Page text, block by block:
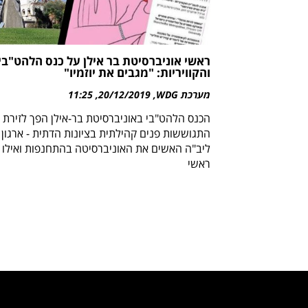
ראשי אוניברסיטת בר אילן על כנס
והקוויריות: "מגבים את יוזמיו"
מערכת WDG 20/12/2019
11:25
הכנס הלהט"בי באוניברסיטת בר-אילן הפך לזירת
התגוששות פנים קהילתית בציונות הדתית - ארגון
ליב"ה האשים את האוניברסיטה בהתחנפות ואילו
ראשי